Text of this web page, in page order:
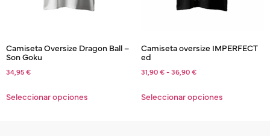
Camiseta Oversize Dragon Ball –
Son Goku
34,95€
Seleccionar opciones
Camiseta oversize IMPERFECT
ed
31,90€-36,90€
Seleccionar opciones